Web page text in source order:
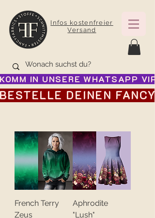
Infos kostenfreier
Versand
KOMM IN UNSERE WHATSAPP
BESTELLE DEINEN
French Terry
Zeus
Aphrodite
"Lush"